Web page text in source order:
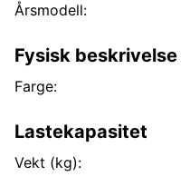
Årsmodell:
Fysisk beskrivelse
Farge:
Lastekapasitet
Vekt (kg):